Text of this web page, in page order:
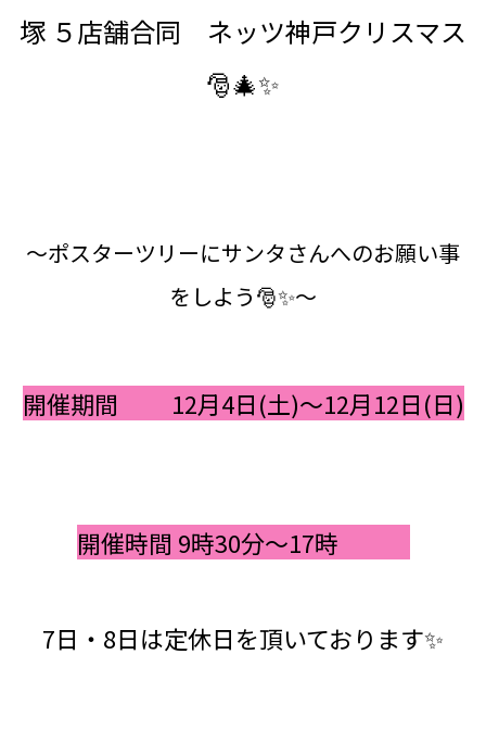
塚 ５店舗合同 ネッツ神戸クリスマス
🎅🎄✨
～ポスターツリーにサンタさんへのお願い事
をしよう🎅✨～
開催期間 12月4日(土)～12月12日(日)
開催時間 9時30分～17時
7日・8日は定休日を頂いております✨